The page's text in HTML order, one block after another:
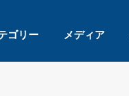
ゴリー メディア